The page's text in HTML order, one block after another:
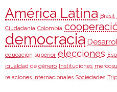
América Latina Brasil
Ciudadanía Colombia
democracia
educación superior elecciones
igualdad de género
Instituciones
relaciones internacionales Sociedades